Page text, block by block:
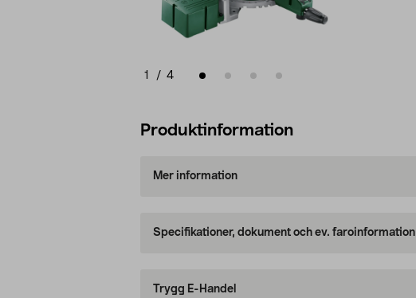
1 / 4
Produktinformation
Mer information
Specifikationer, dokument och ev. faroinformation
Trygg E-Handel